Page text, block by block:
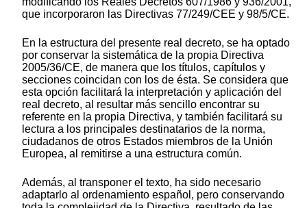
que incorporaron las Directivas 77/249/CEE y 98/5/CE.
En la estructura del presente real decreto, se ha optado
por conservar la sistemática de la propia Directiva
2005/36/CE, de manera que los títulos, capítulos y
secciones coincidan con los de ésta. Se considera que
esta opción facilitará la interpretación y aplicación del
real decreto, al resultar más sencillo encontrar su
referente en la propia Directiva, y también facilitará su
lectura a los principales destinatarios de la norma,
ciudadanos de otros Estados miembros de la Unión
Europea, al remitirse a una estructura común.
Además, al transponer el texto, ha sido necesario
adaptarlo al ordenamiento español, pero conservando